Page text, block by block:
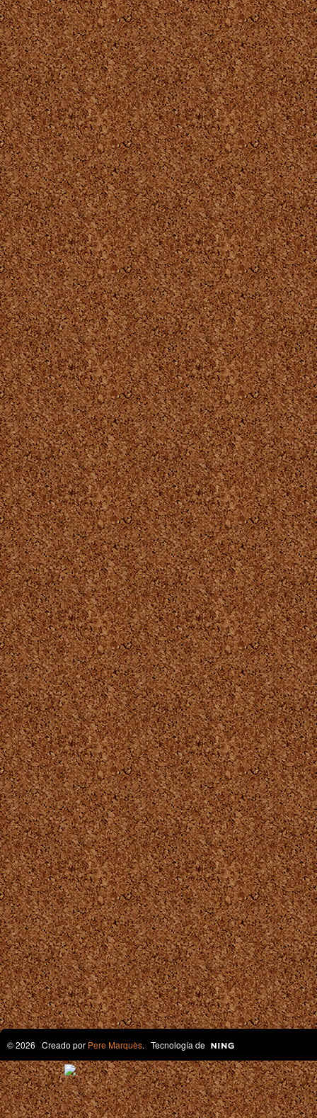
© 2026 Creado por Pere Marquès. Tecnología de